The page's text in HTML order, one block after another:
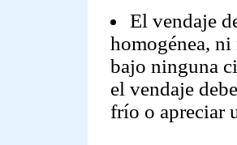
El vendaje
homogénea,
bajo ninguna
el vendaje
frío o apreciar